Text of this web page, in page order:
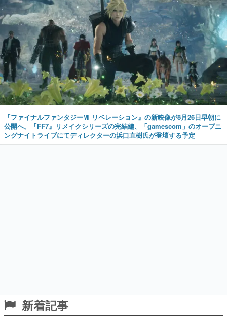
『ファイナルファンタジーⅦ リベレーション』の新映像が8月26日早朝に
公開へ。『FF7』リメイクシリーズの完結編、「gamescom」のオープニ
ングナイトライブにてディレクターの浜口直樹氏が登壇する予定
新着記事